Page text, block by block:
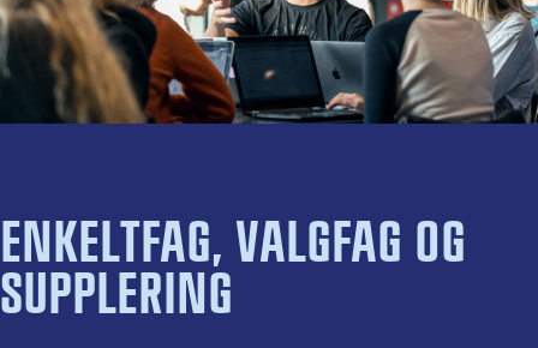
ENKELTFAG, VALGFAG OG
SUPPLERING